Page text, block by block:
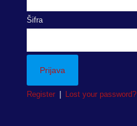
Šifra
Register Lost your password?